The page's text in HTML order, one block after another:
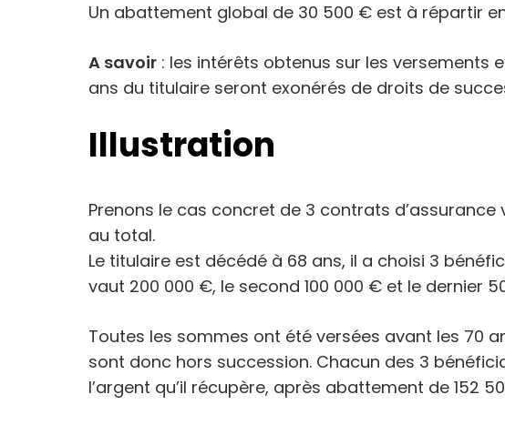
Un abattement global de 30 500 € est à répartir
A savoir : les intérêts obtenus sur les versements
ans du titulaire seront exonérés de droits de
Illustration
Prenons le cas concret de 3 contrats
au total.
Le titulaire est décédé à 68 ans, il a choisi 3
vaut 200 000 €, le second 100 000 € et le dernier
Toutes les sommes ont été versées avant les 70
sont donc hors succession. Chacun des 3
l’argent qu’il récupère, après abattement de 152